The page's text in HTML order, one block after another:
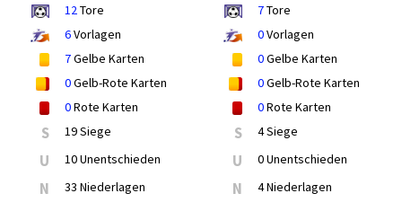
12Tore
6Vorlagen
7Gelbe Karten
0Gelb-Rote Karten
0Rote Karten
S 19 Siege
U 10 Unentschieden
N 33 Niederlagen
7Tore
0Vorlagen
0Gelbe Karten
0Gelb-Rote Karten
0Rote Karten
S 4 Siege
U 0 Unentschieden
N 4 Niederlagen